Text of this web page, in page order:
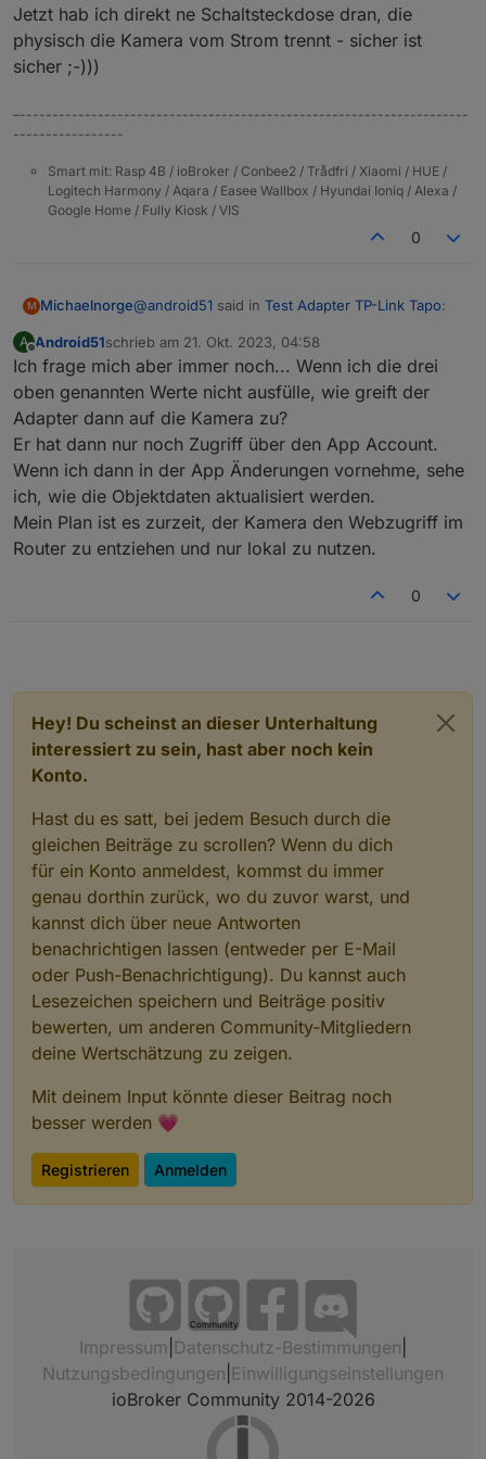
realisieren lässt.
Jetzt hab ich direkt ne Schaltsteckdose dran, die
physisch die Kamera vom Strom trennt - sicher ist
sicher ;-)))
–---------------------------------------------------------------------
-----------------
Smart mit: Rasp 4B / ioBroker / Conbee2 / Trådfri / Xiaomi / HUE /
Logitech Harmony / Aqara / Easee Wallbox / Hyundai Ioniq / Alexa /
Google Home / Fully Kiosk / VIS
0
M Michaelnorge@android51 said in Test Adapter TP-Link Tapo:
Ich hatte mir nur vorgestellt, dass ich die
Kamera anschließend rein lokal verwenden
Ich hatte ebenfalls Bedenken (nicht seitens des
Adapters aber seitens TAPOs).
Hab ne Kamera im Wohnzimmer bei der ich
bisher immer die Funktion
"tapo.remote.setLensMaskConfig" aktiviert
habe, wenn jemand zu Hause war.
Jetzt hab ich direkt ne Schaltsteckdose dran, die
physisch die Kamera vom Strom trennt - sicher
A
Offline
Android51schrieb am 21. Okt. 2023, 04:58
zuletzt editiert von
Ich frage mich aber immer noch... Wenn ich die drei
oben genannten Werte nicht ausfülle, wie greift der
Adapter dann auf die Kamera zu?
Er hat dann nur noch Zugriff über den App Account.
Wenn ich dann in der App Änderungen vornehme, sehe
ich, wie die Objektdaten aktualisiert werden.
Mein Plan ist es zurzeit, der Kamera den Webzugriff im
Router zu entziehen und nur lokal zu nutzen.
0
Hey! Du scheinst an dieser Unterhaltung
interessiert zu sein, hast aber noch kein
Konto.
Hast du es satt, bei jedem Besuch durch die
gleichen Beiträge zu scrollen? Wenn du dich
für ein Konto anmeldest, kommst du immer
genau dorthin zurück, wo du zuvor warst, und
kannst dich über neue Antworten
benachrichtigen lassen (entweder per E-Mail
oder Push-Benachrichtigung). Du kannst auch
Lesezeichen speichern und Beiträge positiv
bewerten, um anderen Community-Mitgliedern
deine Wertschätzung zu zeigen.
Mit deinem Input könnte dieser Beitrag noch
besser werden 💗
Registrieren Anmelden
Community
Impressum Datenschutz-Bestimmungen
Nutzungsbedingungen Einwilligungseinstellungen
ioBroker Community 2014-2026